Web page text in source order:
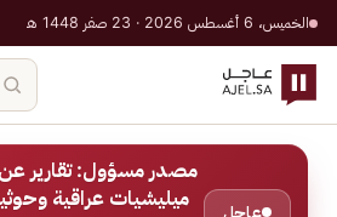
الخميس، 6 أغسطس 2026 · 23 صفر 1448 هـ
عاجل
مصدر مسؤول: تقارير
ميليشيات عراقية